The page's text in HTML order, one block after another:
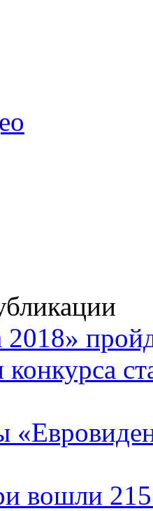
2018»
вошли 215